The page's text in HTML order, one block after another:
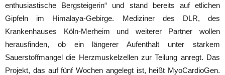
enthusiastische Bergsteigerin“ und stand bereits auf etlichen
Gipfeln im Himalaya-Gebirge. Mediziner des DLR, des
Krankenhauses Köln-Merheim und weiterer Partner wollen
herausfinden, ob ein längerer Aufenthalt unter starkem
Sauerstoffmangel die Herzmuskelzellen zur Teilung anregt. Das
Projekt, das auf fünf Wochen angelegt ist, heißt MyoCardioGen.